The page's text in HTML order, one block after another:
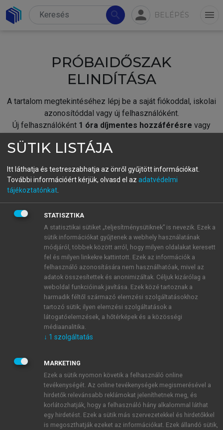
search person BELÉPÉS menu
PRÓBAIDŐSZAK
ELINDÍTÁSA
A tartalom megtekintéséhez lépj be a saját fiókoddal, iskolai
azonosítóddal vagy új felhasználóként.
Új felhasználóként 1 óra díjmentes hozzáférésre vagy
fiókoddal,vagy hozz létre új fiókot.
A regisztráció után apróbaidőszakautomatikusan
BELÉPÉS SAJÁT FIÓKKAL
ÚJ FIÓK LÉTREHOZÁSA
1 óra díjmentes hozzáférés
E-MAIL-CÍM
JELSZÓ
JELSZÓ ÚJRA
SÜTIK LISTÁJA
Itt láthatja és testreszabhatja az önről gyűjtött információkat.
További információért kérjük, olvasd el az adatvédelmi
tájékoztatónkat
STATISZTIKA
A statisztikai sütiket „teljesítménysütiknek” is nevezik. Ezek a
sütik információkat gyűjtenek a webhely használatának
módjáról, többek között arról, hogy milyen oldalakat keresett
fel és milyen linkekre kattintott. Ezek az információk a
felhasználó azonosítására nem használhatóak, mivel az
adatok összesítettek és anonimizáltak. Céljuk kizárólag a
weboldal funkcióinak javítása. Ezek közé tartoznak a
harmadik féltől származó elemzési szolgáltatásokhoz
tartozó sütik; ilyen elemzési szolgáltatások a
látogatóelemzések, a hőtérképek és a közösségi
médiaanalitika.
↓ 1 szolgáltatás
MARKETING
Ezek a sütik nyomon követik a felhasználó online
tevékenységét. Az online tevékenységek megismerésével a
hirdetők relevánsabb reklámokat jeleníthetnek meg, és
korlátozhatják, hogy a felhasználó hány alkalommal láthat
egy hirdetést. Ezek a sütik más szervezetekkel és hirdetőkkel
is megoszthatják ezeket az információkat. Ezek állandó sütik,